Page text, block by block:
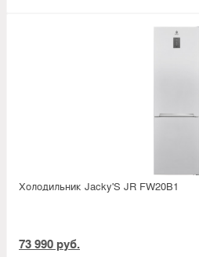
Холодильник Jacky'S JR FW20B1
73 990 руб.